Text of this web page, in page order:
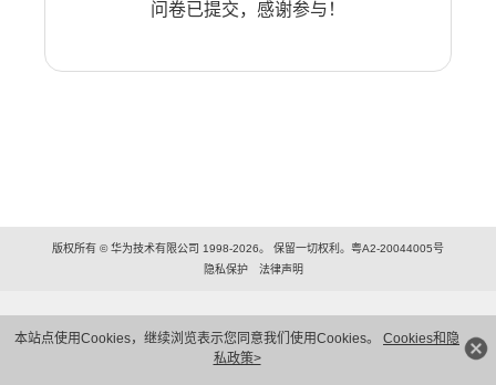
本站点使用Cookies，继续浏览表示您同意我们使用Cookies。 Cookies和隐
私政策>
问卷已提交，感谢参与！
版权所有 © 华为技术有限公司 1998-2026。 保留一切权利。粤A2-20044005号
隐私保护
法律声明